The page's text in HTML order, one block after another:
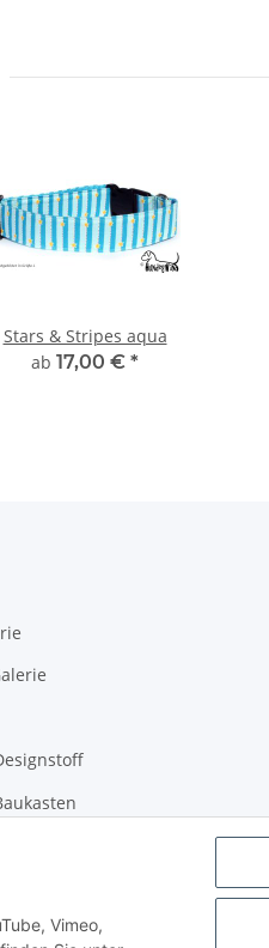
Stars & Stripes aqua
ab 17,00 € *
Vimeo,